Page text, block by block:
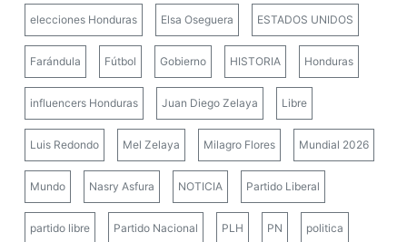
elecciones Honduras Elsa Oseguera ESTADOS UNIDOS
Farándula Fútbol Gobierno HISTORIA Honduras
influencers Honduras Juan Diego Zelaya Libre
Luis Redondo Mel Zelaya Milagro Flores Mundial 2026
Mundo Nasry Asfura NOTICIA Partido Liberal
partido libre Partido Nacional PLH PN politica